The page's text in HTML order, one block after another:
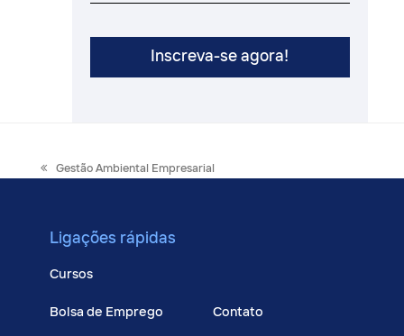
previous
Gestão Ambiental Empresarial
Ligações rápidas
Cursos
Bolsa de Emprego Contato